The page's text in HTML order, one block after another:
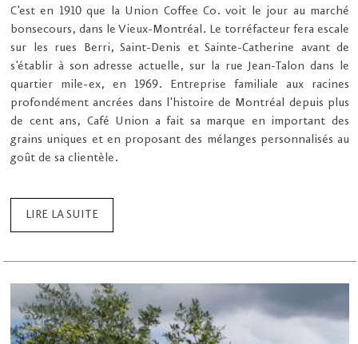
C'est en 1910 que la Union Coffee Co. voit le jour au marché
bonsecours, dans le Vieux-Montréal. Le torréfacteur fera escale
sur les rues Berri, Saint-Denis et Sainte-Catherine avant de
s'établir à son adresse actuelle, sur la rue Jean-Talon dans le
quartier mile-ex, en 1969. Entreprise familiale aux racines
profondément ancrées dans l'histoire de Montréal depuis plus
de cent ans, Café Union a fait sa marque en important des
grains uniques et en proposant des mélanges personnalisés au
goût de sa clientèle.
LIRE LA SUITE